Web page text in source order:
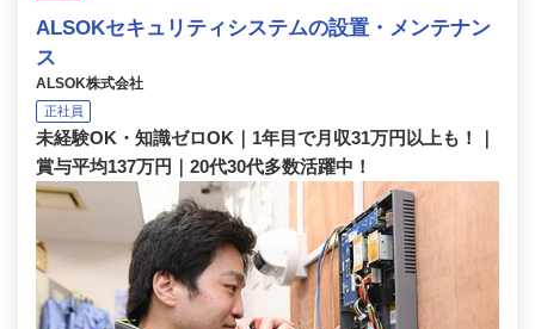
ALSOKセキュリティシステムの設置・メンテナン
ス
ALSOK株式会社
正社員
未経験OK・知識ゼロOK｜1年目で月収31万円以上も！｜
賞与平均137万円｜20代30代多数活躍中！